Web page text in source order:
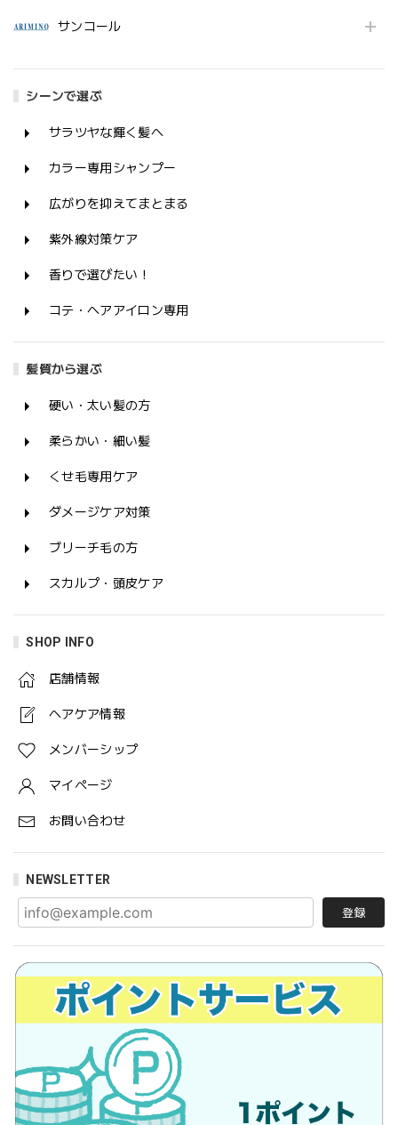
サンコール
シーンで選ぶ
サラツヤな輝く髪へ
カラー専用シャンプー
広がりを抑えてまとまる
紫外線対策ケア
香りで選びたい！
コテ・ヘアアイロン専用
髪質から選ぶ
硬い・太い髪の方
柔らかい・細い髪
くせ毛専用ケア
ダメージケア対策
ブリーチ毛の方
スカルプ・頭皮ケア
SHOP INFO
店舗情報
ヘアケア情報
メンバーシップ
マイページ
お問い合わせ
NEWSLETTER
登録